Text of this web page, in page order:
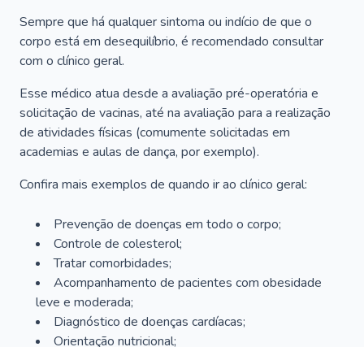
Sempre que há qualquer sintoma ou indício de que o
corpo está em desequilíbrio, é recomendado consultar
com o clínico geral.
Esse médico atua desde a avaliação pré-operatória e
solicitação de vacinas, até na avaliação para a realização
de atividades físicas (comumente solicitadas em
academias e aulas de dança, por exemplo).
Confira mais exemplos de quando ir ao clínico geral:
Prevenção de doenças em todo o corpo;
Controle de colesterol;
Tratar comorbidades;
Acompanhamento de pacientes com obesidade
leve e moderada;
Diagnóstico de doenças cardíacas;
Orientação nutricional;